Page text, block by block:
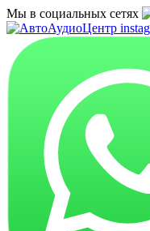
Мы в социальных сетях